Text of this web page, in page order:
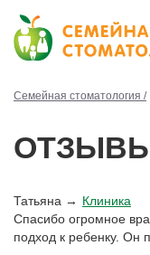
Семейная стоматология /
Татьяна → Клиника
Спасибо огромное
подход к ребенку. Он